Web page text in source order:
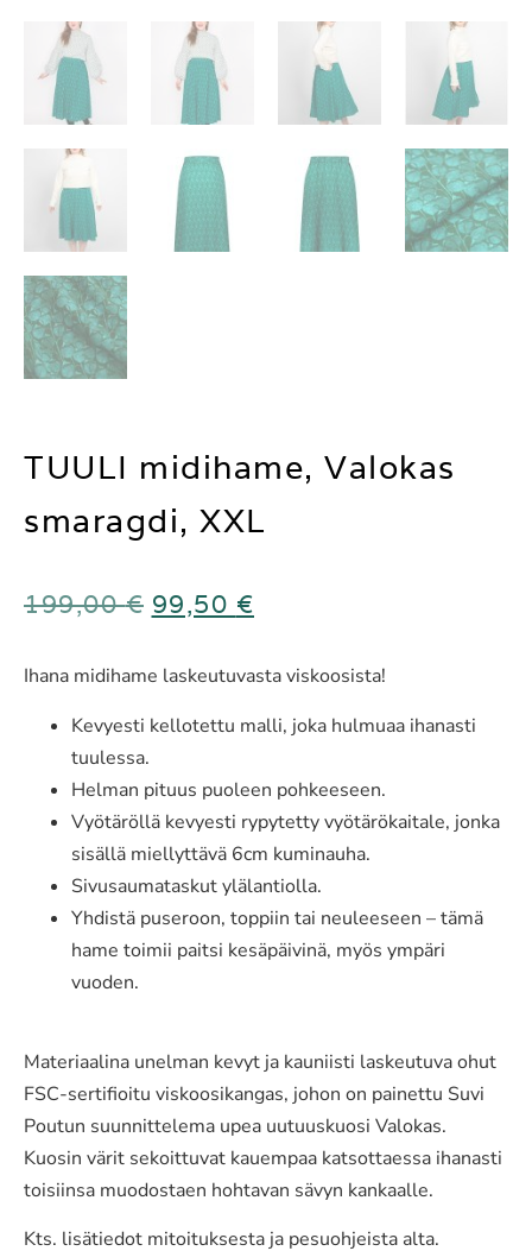
TUULI midihame, Valokas
smaragdi, XXL
199,00€ 99,50 €
Ihana midihame laskeutuvasta viskoosista!
Kevyesti kellotettu malli, joka hulmuaa ihanasti
tuulessa.
Helman pituus puoleen pohkeeseen.
Vyötäröllä kevyesti rypytetty vyötärökaitale, jonka
sisällä miellyttävä 6cm kuminauha.
Sivusaumataskut ylälantiolla.
Yhdistä puseroon, toppiin tai neuleeseen – tämä
hame toimii paitsi kesäpäivinä, myös ympäri
vuoden.
Materiaalina unelman kevyt ja kauniisti laskeutuva ohut
FSC-sertifioitu viskoosikangas, johon on painettu Suvi
Poutun suunnittelema upea uutuuskuosi Valokas.
Kuosin värit sekoittuvat kauempaa katsottaessa ihanasti
toisiinsa muodostaen hohtavan sävyn kankaalle.
Kts. lisätiedot mitoituksesta ja pesuohjeista alta.